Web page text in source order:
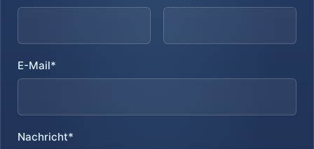
E-Mail*
Nachricht*